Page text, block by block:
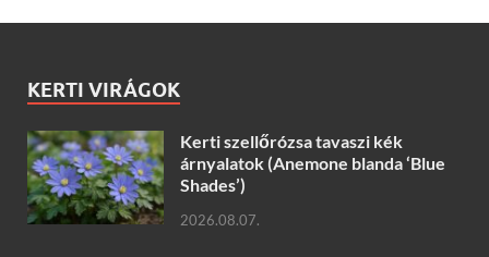
KERTI VIRÁGOK
Kerti szellőrózsa tavaszi kék
árnyalatok (Anemone blanda ‘Blue
Shades’)
2026.08.07.